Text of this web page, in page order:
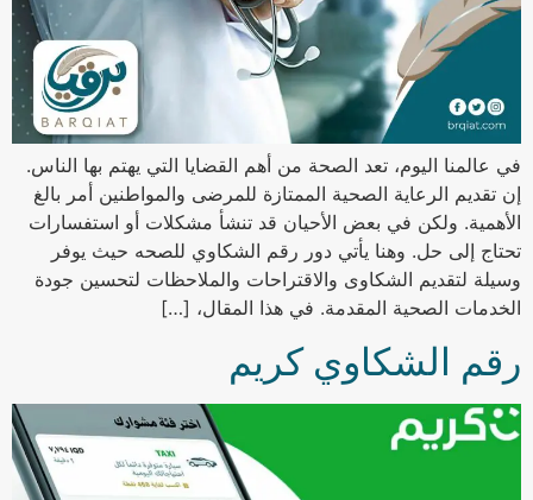
في عالمنا اليوم، تعد الصحة من أهم القضايا التي يهتم بها الناس.
إن تقديم الرعاية الصحية الممتازة للمرضى والمواطنين أمر بالغ
الأهمية. ولكن في بعض الأحيان قد تنشأ مشكلات أو استفسارات
تحتاج إلى حل. وهنا يأتي دور رقم الشكاوي للصحه حيث يوفر
وسيلة لتقديم الشكاوى والاقتراحات والملاحظات لتحسين جودة
الخدمات الصحية المقدمة. في هذا المقال، […]
رقم الشكاوي كريم